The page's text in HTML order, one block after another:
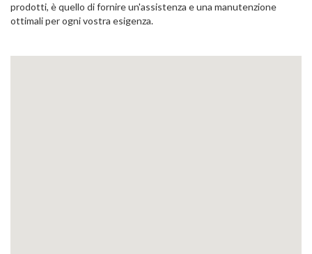
prodotti, è quello di fornire un'assistenza e una manutenzione
ottimali per ogni vostra esigenza.